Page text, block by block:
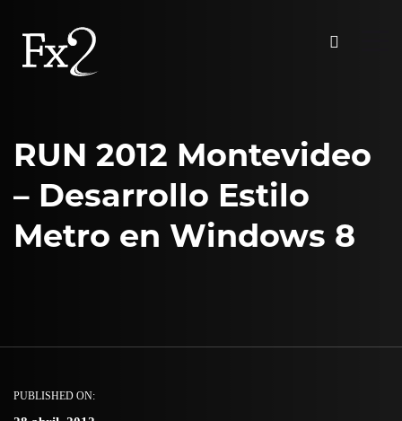
RUN 2012 Montevideo
– Desarrollo Estilo
Metro en Windows 8
PUBLISHED ON: